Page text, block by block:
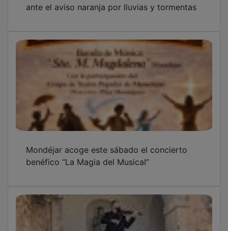
benéfico “La Magia del Musical”